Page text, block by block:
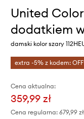
United
dodatkiem
damski kolor szary
extra -5% z kodem:
Cena aktualna:
359,99 zł
Cena regularna: 679,99 zł